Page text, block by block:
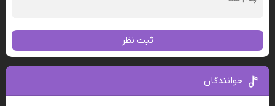
ثبت نظر
خوانندگان